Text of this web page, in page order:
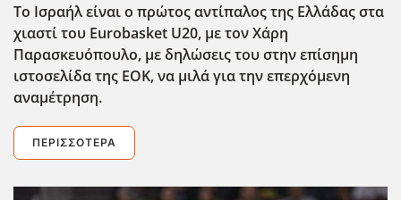
Το Ισραήλ είναι ο πρώτος αντίπαλος της Ελλάδας στα
χιαστί του Eurobasket U20, με τον Χάρη
Παρασκευόπουλο, με δηλώσεις του στην επίσημη
ιστοσελίδα της ΕΟΚ, να μιλά για την επερχόμενη
αναμέτρηση.
ΠΕΡΙΣΣΌΤΕΡΑ